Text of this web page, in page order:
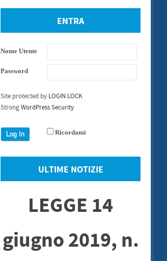
ENTRA
Nome Utente
Password
Site protected by LOGIN LOCK
StrongWordPress Security
Ricordami
ULTIME NOTIZIE
LEGGE 14
giugno 2019, n.